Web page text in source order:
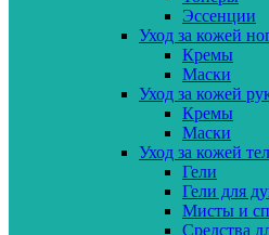
Эссенции
Уход за кожей
Кремы
Маски
Уход за кожей
Кремы
Маски
Уход за кожей
Гели
Гели для
Мисты и
Средства